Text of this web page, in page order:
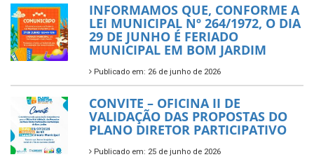
INFORMAMOS QUE, CONFORME A
LEI MUNICIPAL Nº 264/1972, O DIA
29 DE JUNHO É FERIADO
MUNICIPAL EM BOM JARDIM
Publicado em: 26 de junho de 2026
CONVITE – OFICINA II DE
VALIDAÇÃO DAS PROPOSTAS DO
PLANO DIRETOR PARTICIPATIVO
Publicado em: 25 de junho de 2026